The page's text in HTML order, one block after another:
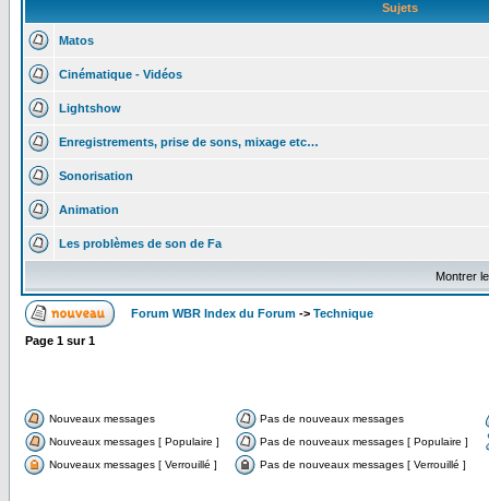
Sujets
Matos
Cinématique - Vidéos
Lightshow
Enregistrements, prise de sons, mixage etc…
Sonorisation
Animation
Les problèmes de son de Fa
Montrer
Forum WBR Index du Forum -> Technique
Page 1 sur1
Nouveaux messages
Pas de nouveaux messages
Nouveaux messages [ Populaire ]
Pas de nouveaux messages [ Populaire ]
Nouveaux messages [ Verrouillé ]
Pas de nouveaux messages [ Verrouillé ]